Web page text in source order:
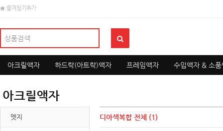
즐겨찾기추가
아크릴액자 하드락(아트락)액자 프레임액자 수입액자 & 소품
아크릴액자
엣지 디아섹복합 전체 (1)